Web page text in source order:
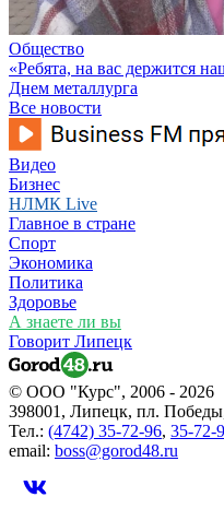
Общество
«Ребята, на вас держится
Днем металлурга
Все новости
Видео
Бизнес
НЛМК Live
Главное в стране
Спорт
Экономика
Политика
Здоровье
А знаете ли вы
Говорит Липецк
© ООО "Курс", 2006 - 2026
398001, Липецк, пл.
Тел.: (4742) 35-72-96, 35-72-
email: boss@gorod48.ru